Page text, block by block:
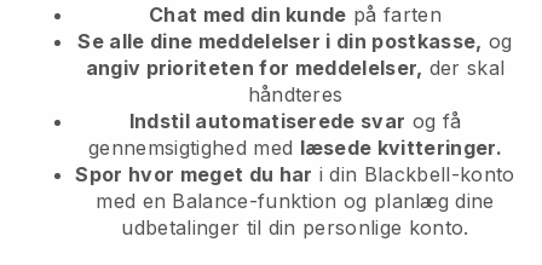
Chat med din kunde på farten
Se alle dine meddelelser i din postkasse, og
angiv prioriteten for meddelelser, der skal
håndteres
Indstil automatiserede svar og få
gennemsigtighed med læsede kvitteringer.
Spor hvor meget du har i din Blackbell-konto
med en Balance-funktion og planlæg dine
udbetalinger til din personlige konto.